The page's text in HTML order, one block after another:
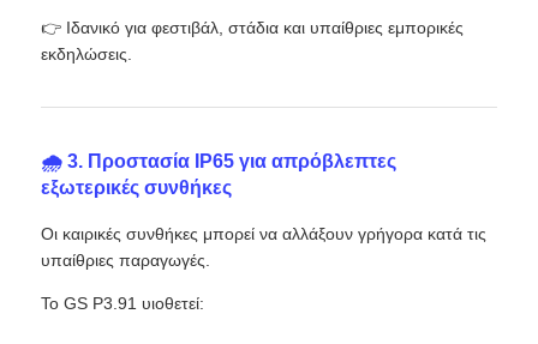
👉 Ιδανικό για φεστιβάλ, στάδια και υπαίθριες εμπορικές
εκδηλώσεις.
🌧️ 3. Προστασία IP65 για απρόβλεπτες
εξωτερικές συνθήκες
Οι καιρικές συνθήκες μπορεί να αλλάξουν γρήγορα κατά τις
υπαίθριες παραγωγές.
Το GS P3.91 υιοθετεί: